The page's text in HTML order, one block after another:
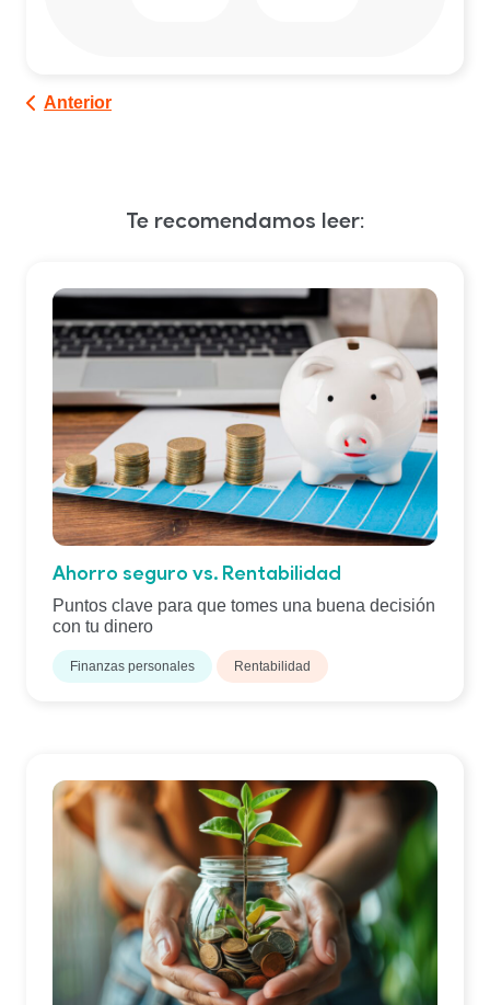
Anterior
Te recomendamos leer:
Ahorro seguro vs. Rentabilidad
Puntos clave para que tomes una buena decisión
con tu dinero
Finanzas personales Rentabilidad